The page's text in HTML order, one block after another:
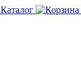
Каталог